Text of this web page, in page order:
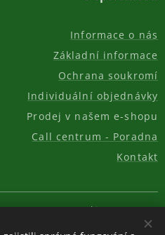
Informace o nás
Základní informace
Ochrana soukromí
Individuální objednávky
Prodej v našem e-shopu
Call centrum - Poradna
Kontakt
GROUP s.r.o. Cookies